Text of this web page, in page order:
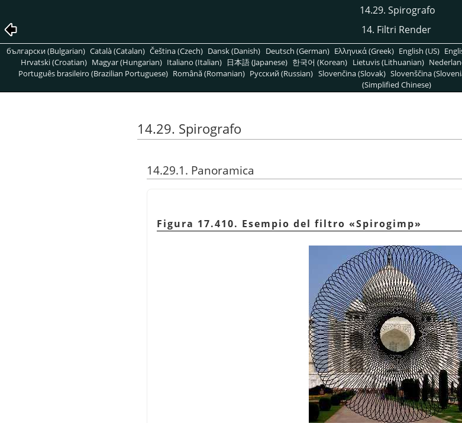
14.29. Spirografo
14. Filtri Render
български (Bulgarian) Català (Catalan) Čeština (Czech) Dansk (Danish) Deutsch (German) Ελληνικά (Greek) English (US)
Hrvatski (Croatian) Magyar (Hungarian) Italiano (Italian) 日本語 (Japanese) 한국어 (Korean) Lietuvis (Lithuanian)
Português brasileiro (Brazilian Portuguese) Română (Romanian) Pусский (Russian) Slovenčina (Slovak) Slovenščina
(Simplified Chinese)
14.29. Spirografo
14.29.1. Panoramica
Figura 17.410. Esempio del filtro «Spirogimp»